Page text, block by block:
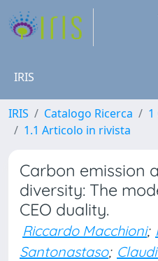
IRIS
IRIS Catalogo Ricerca
1
1.1 Articolo in rivista
Carbon emission
diversity: The
CEO duality.
Riccardo Macchioni;
Santonastaso;